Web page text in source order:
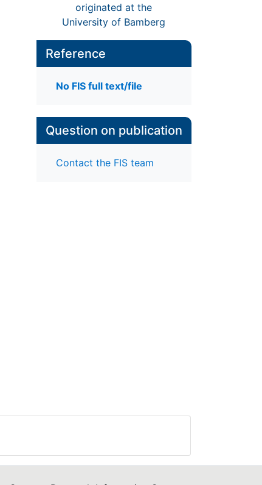
originated at the
University of Bamberg
Reference
No FIS full text/file
Question on publication
Contact the FIS team